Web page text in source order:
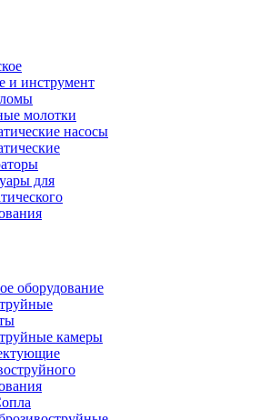
и инструмент
молотки
насосы
для
оборудование
камеры